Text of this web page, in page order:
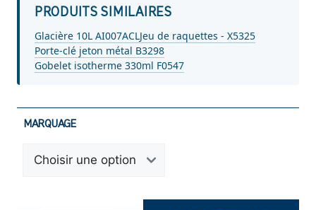
PRODUITS SIMILAIRES
Glacière 10L AI007ACLJeu de raquettes - X5325
Porte-clé jeton métal B3298
Gobelet isotherme 330ml F0547
MARQUAGE